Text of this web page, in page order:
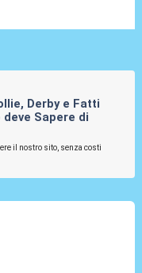
Derby e Fatti
Sapere di
il nostro sito, senza costi